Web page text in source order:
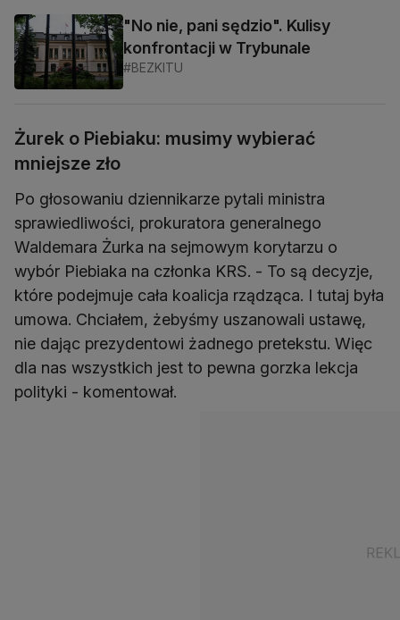
"No nie, pani sędzio". Kulisy
konfrontacji w Trybunale
#BEZKITU
Żurek o Piebiaku: musimy wybierać
mniejsze zło
Po głosowaniu dziennikarze pytali ministra
sprawiedliwości, prokuratora generalnego
Waldemara Żurka na sejmowym korytarzu o
wybór Piebiaka na członka KRS. - To są decyzje,
które podejmuje cała koalicja rządząca. I tutaj była
umowa. Chciałem, żebyśmy uszanowali ustawę,
nie dając prezydentowi żadnego pretekstu. Więc
dla nas wszystkich jest to pewna gorzka lekcja
polityki - komentował.